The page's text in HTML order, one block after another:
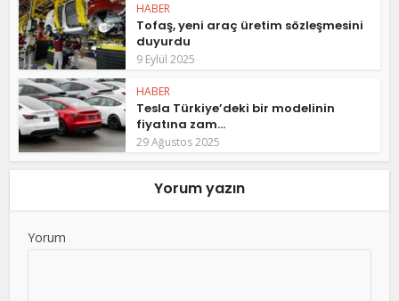
HABER
Tofaş, yeni araç üretim sözleşmesini
duyurdu
9 Eylül 2025
HABER
Tesla Türkiye’deki bir modelinin
fiyatına zam...
29 Ağustos 2025
Yorum yazın
Yorum